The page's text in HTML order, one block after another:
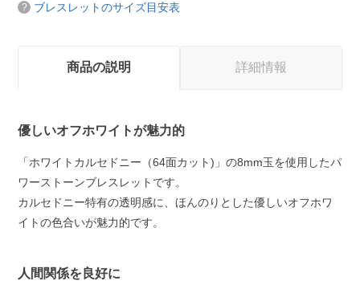
ブレスレットのサイズ目安表
商品の説明 詳細情報
優しいオフホワイトが魅力的
「ホワイトカルセドニー（64面カット)」の8mm玉を使用したパ
ワーストーンブレスレットです。
カルセドニー特有の透明感に、ほんのりとした優しいオフホワ
イトの色合いが魅力的です。
人間関係を良好に